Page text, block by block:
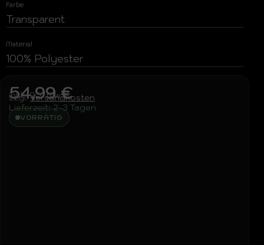
Farbe
Transparent
Material
100% Polyester
54,99€
inkl. 19 % MwSt.
zzgl.Versandkosten
Lieferzeit:2-3 Tagen
VORRÄTIG